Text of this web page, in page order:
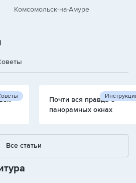
Комсомольск-на-Амуре
Почти вся правда о
панорамных окнах
Все статьи